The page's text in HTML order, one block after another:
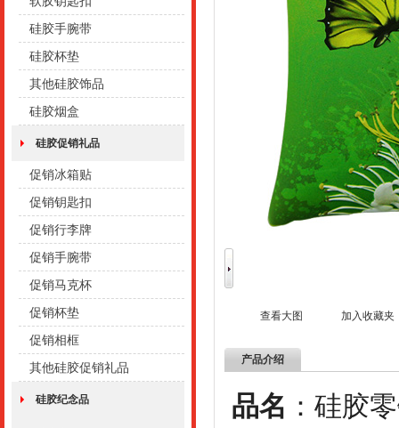
硅胶手腕带
硅胶杯垫
其他硅胶饰品
硅胶烟盒
硅胶促销礼品
促销冰箱贴
促销钥匙扣
促销行李牌
促销手腕带
促销马克杯
促销杯垫
促销相框
其他硅胶促销礼品
硅胶纪念品
查看大图 加入收藏夹
产品介绍
品名 ：硅胶